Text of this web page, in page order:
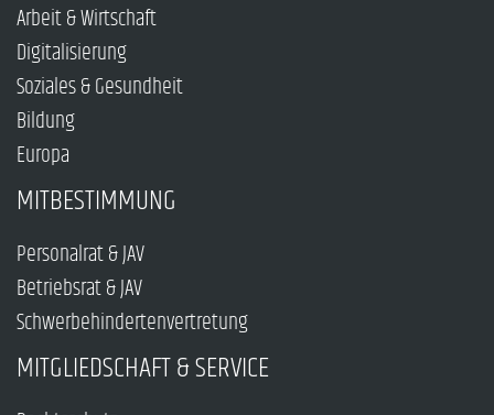
Arbeit & Wirtschaft
Digitalisierung
Soziales & Gesundheit
Bildung
Europa
MITBESTIMMUNG
Personalrat & JAV
Betriebsrat & JAV
Schwerbehindertenvertretung
MITGLIEDSCHAFT & SERVICE